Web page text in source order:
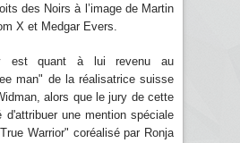
des Noirs à l’image de Martin
X et Medgar Evers.
est quant à lui revenu au
man" de la réalisatrice suisse
alors que le jury de cette
d'attribuer une mention spéciale
Warrior" coréalisé par Ronja